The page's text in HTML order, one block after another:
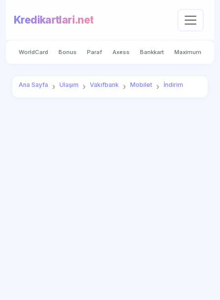
Kredikartlari.net
WorldCard Bonus Paraf Axess Bankkart Maximum
Ana Sayfa Ulaşım Vakıfbank Mobilet İndirim